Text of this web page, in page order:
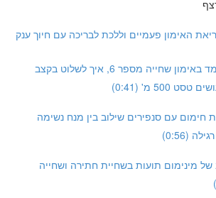
6.0 מה נלמד באימון שחייה מספר 6, איך לשלוט בקצב
500 מ' (0:41)
דקות חימום עם סנפירים שילוב בין מנח נשימה
(0:56)
של מינימום תועות בשחיית חתירה ושחייה